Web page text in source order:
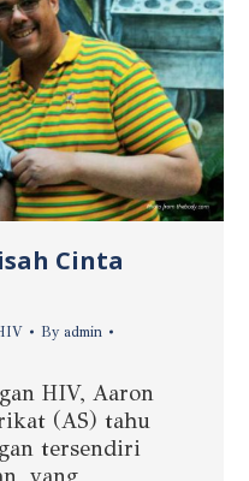
Cinta
By admin
HIV, Aaron
(AS) tahu
tersendiri
yang